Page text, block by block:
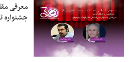
معرفی
جشنواره